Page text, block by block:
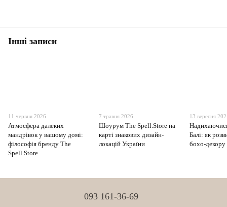
Інші записи
11 червня 2026
Атмосфера далеких
мандрівок у вашому домі:
філософія бренду The
Spell.Store
7 травня 2026
Шоурум The Spell.Store на
карті знакових дизайн-
локацій України
13 вересня
Балі: як
бохо-
093 161-36-69